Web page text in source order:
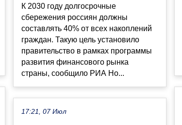
К 2030 году долгосрочные
сбережения россиян должны
составлять 40% от всех накоплений
граждан. Такую цель установило
правительство в рамках программы
развития финансового рынка
страны, сообщило РИА Но...
17:21, 07 Июл